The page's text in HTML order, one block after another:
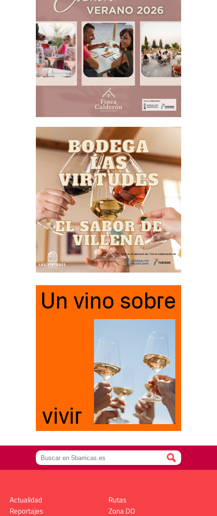
Actualidad
Reportajes
Rutas
Zona DO